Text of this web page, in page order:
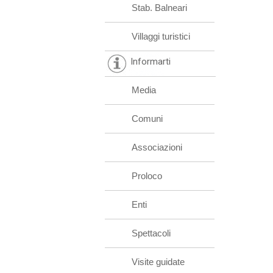
Stab. Balneari
Villaggi turistici
Informarti
Media
Comuni
Associazioni
Proloco
Enti
Spettacoli
Visite guidate